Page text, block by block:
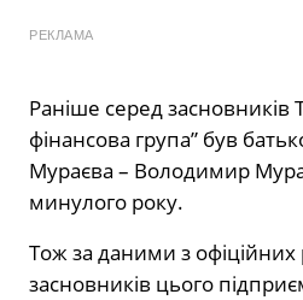
РЕКЛАМА
Раніше серед засновників
фінансова група” був
Мураєва – Володимир
минулого року.
Тож за даними з офіційних
засновників цього